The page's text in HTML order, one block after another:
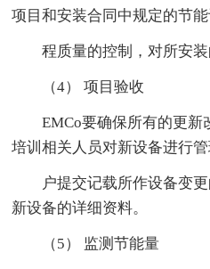
项目和安装合同中规定的节
程质量的控制，对所安
（4） 项目验收
EMCo要确保所有的更新
培训相关人员对新设备进行
户提交记载所作设备变
新设备的详细资料。
（5） 监测节能量